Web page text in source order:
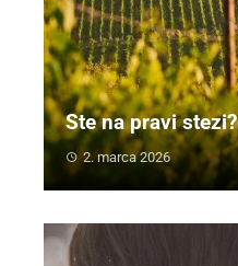
Ste na pravi stezi?
2. marca 2026